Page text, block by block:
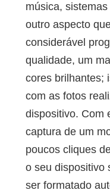
música,
outro aspecto
considerável
qualidade, um
cores brilhantes;
com as fotos
dispositivo. Com
captura de um
poucos cliques
o seu dispositivo
ser formatado